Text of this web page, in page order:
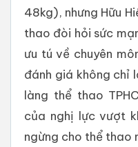
48kg), nhưng Hữu
thao đòi hỏi sức
ưu tú về chuyên
đánh giá không chỉ
làng thể thao
của nghị lực vượt
ngừng cho thể thao